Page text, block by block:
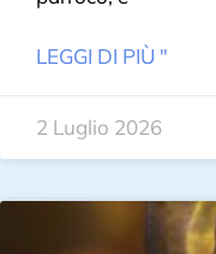
LEGGI DI PIÙ "
2 Luglio 2026